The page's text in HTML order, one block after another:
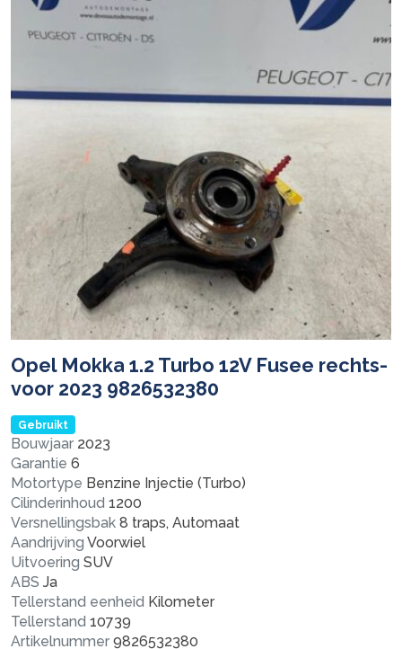
Opel Mokka 1.2 Turbo 12V Fusee rechts-
voor 2023 9826532380
Gebruikt
Bouwjaar 2023
Garantie 6
Motortype Benzine Injectie (Turbo)
Cilinderinhoud 1200
Versnellingsbak 8 traps, Automaat
Aandrijving Voorwiel
Uitvoering SUV
ABS Ja
Tellerstand eenheid Kilometer
Tellerstand 10739
Artikelnummer 9826532380